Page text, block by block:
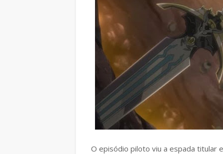
O episódio piloto viu a espada titular